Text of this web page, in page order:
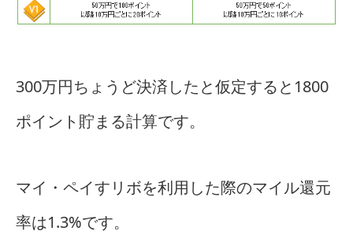
300万円ちょうど決済したと仮定すると1800
ポイント貯まる計算です。
マイ・ペイすリボを利用した際のマイル還元
率は1.3%です。